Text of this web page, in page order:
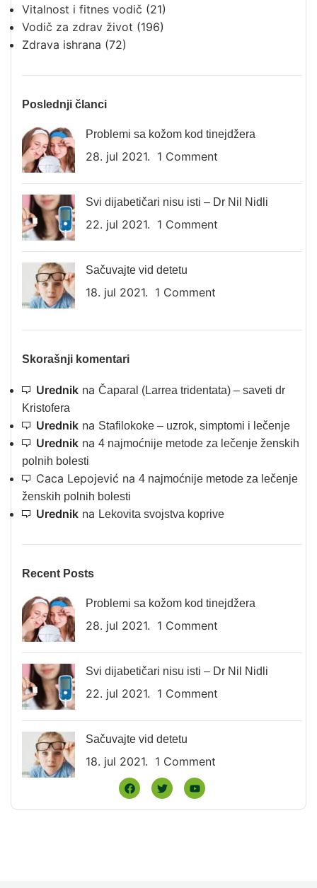
Vitalnost i fitnes vodič (21)
Vodič za zdrav život (196)
Zdrava ishrana (72)
Poslednji članci
Problemi sa kožom kod tinejdžera
28. jul 2021. 1 Comment
Svi dijabetičari nisu isti – Dr Nil Nidli
22. jul 2021. 1 Comment
Sačuvajte vid detetu
18. jul 2021. 1 Comment
Skorašnji komentari
Urednik na Čaparal (Larrea tridentata) – saveti dr
Kristofera
Urednik na Stafilokoke – uzrok, simptomi i lečenje
Urednik na 4 najmoćnije metode za lečenje ženskih
polnih bolesti
Caca Lepojević na 4 najmoćnije metode za lečenje
ženskih polnih bolesti
Urednik na Lekovita svojstva koprive
Recent Posts
Problemi sa kožom kod tinejdžera
28. jul 2021. 1 Comment
Svi dijabetičari nisu isti – Dr Nil Nidli
22. jul 2021. 1 Comment
Sačuvajte vid detetu
18. jul 2021. 1 Comment